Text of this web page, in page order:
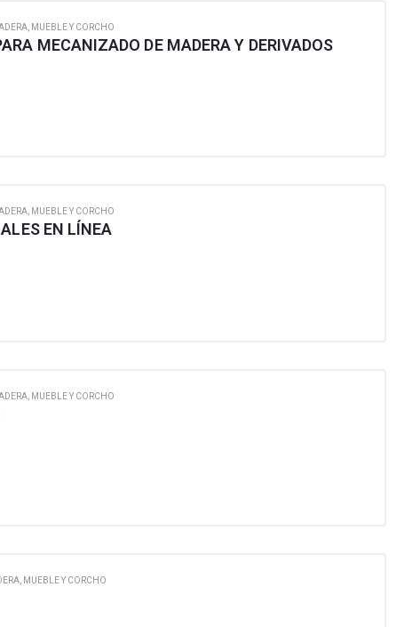
MUEBLE Y CORCHO
MECANIZADO DE MADERA Y DERIVADOS
MUEBLE Y CORCHO
EN LÍNEA
MUEBLE Y CORCHO
MUEBLE Y CORCHO